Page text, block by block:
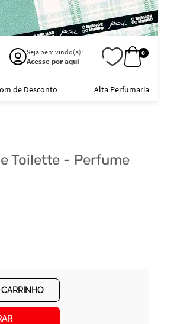
Seja bem vindo(a)!
Acesse por aqui
0
de Desconto Alta Perfumaria
Toilette - Perfume